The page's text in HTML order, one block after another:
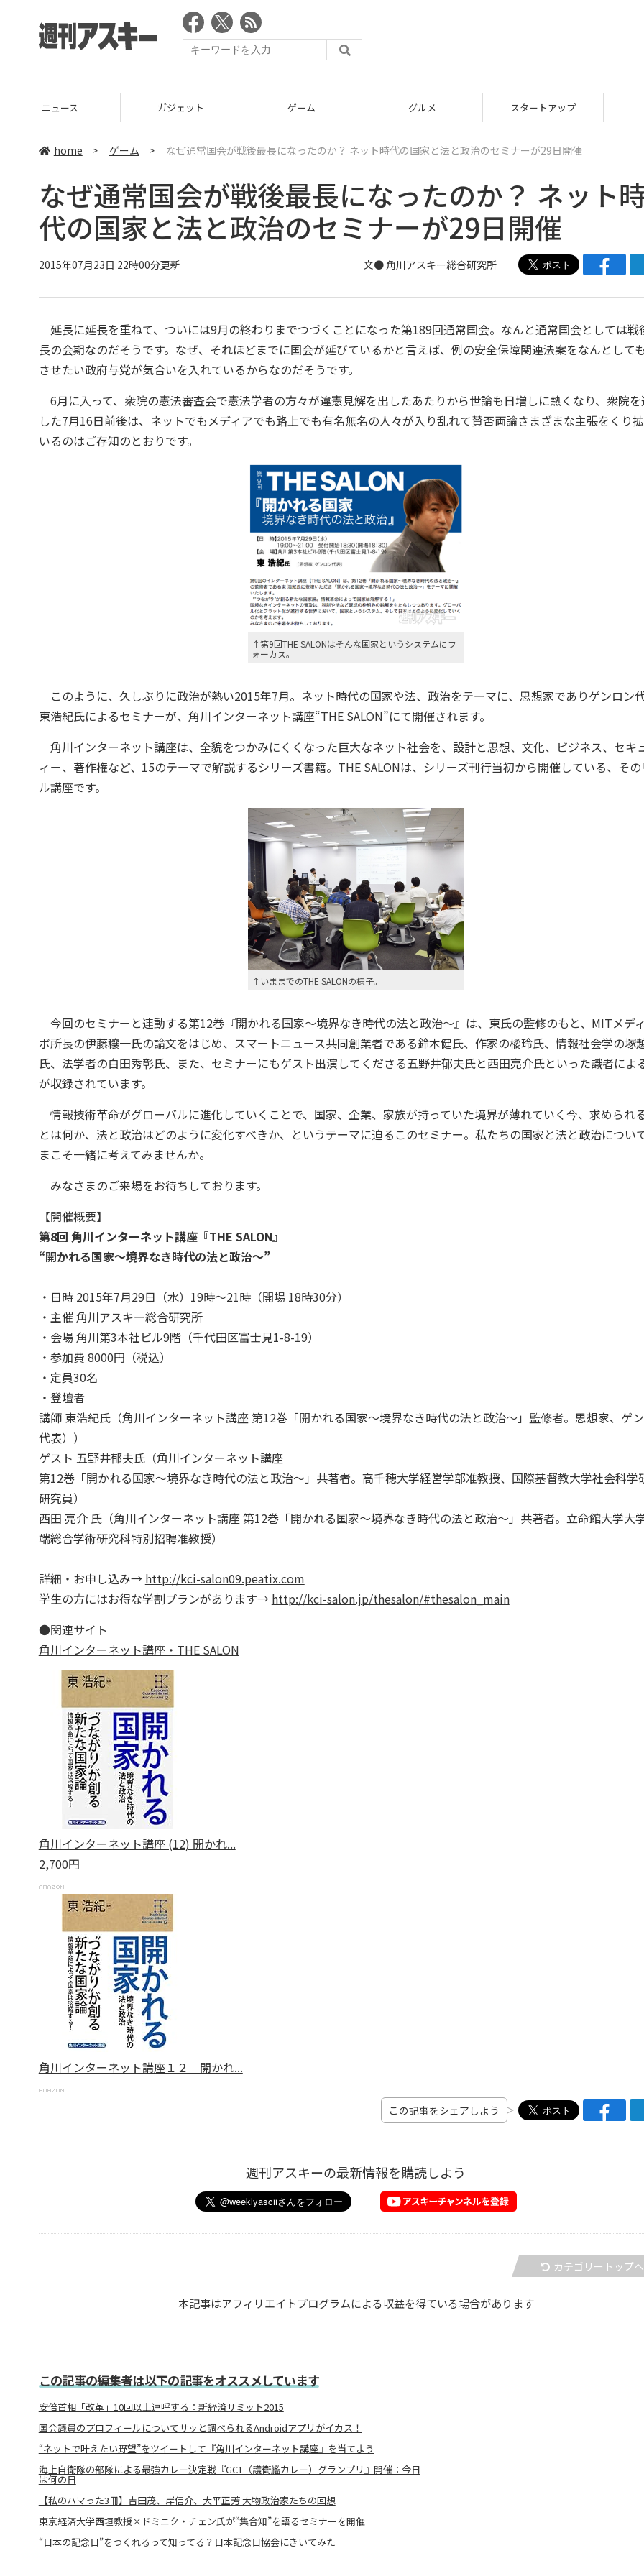
ニュース ガジェット ゲーム グルメ スタートアップ
home > ゲーム > なぜ通常国会が戦後最長になったのか？ ネット時代の国家と法と政治のセミナーが29日開催
なぜ通常国会が戦後最長になったのか？ ネット
代の国家と法と政治のセミナーが29日開催
2015年07月23日 22時00分更新 文● 角川アスキー総合研究所
延長に延長を重ねて、ついには9月の終わりまでつづくことになった第189回通常国会。なんと通常国会としては戦
長の会期なのだそうです。なぜ、それほどまでに国会が延びているかと言えば、例の安全保障関連法案をなんとして
させたい政府与党が気合いを入れているからなのだそうです。
6月に入って、衆院の憲法審査会で憲法学者の方々が違憲見解を出したあたりから世論も日増しに熱くなり、衆院を
した7月16日前後は、ネットでもメディアでも路上でも有名無名の人々が入り乱れて賛否両論さまざまな主張をくり
いるのはご存知のとおりです。
↑第9回THE SALONはそんな国家というシステムにフ
ォーカス。
このように、久しぶりに政治が熱い2015年7月。ネット時代の国家や法、政治をテーマに、思想家でありゲンロン
東浩紀氏によるセミナーが、角川インターネット講座“THE SALON”にて開催されます。
角川インターネット講座は、全貌をつかみにくくなった巨大なネット社会を、設計と思想、文化、ビジネス、セキ
ィー、著作権など、15のテーマで解説するシリーズ書籍。THE SALONは、シリーズ刊行当初から開催している、その
ル講座です。
↑いままでのTHE SALONの様子。
今回のセミナーと連動する第12巻『開かれる国家〜境界なき時代の法と政治～』は、東氏の監修のもと、MITメデ
ボ所長の伊藤穰一氏の論文をはじめ、スマートニュース共同創業者である鈴木健氏、作家の橘玲氏、情報社会学の塚
氏、法学者の白田秀彰氏、また、セミナーにもゲスト出演してくださる五野井郁夫氏と西田亮介氏といった識者によ
が収録されています。
情報技術革命がグローバルに進化していくことで、国家、企業、家族が持っていた境界が薄れていく今、求められ
とは何か、法と政治はどのように変化すべきか、というテーマに迫るこのセミナー。私たちの国家と法と政治につい
まこそ一緒に考えてみませんか。
みなさまのご来場をお待ちしております。
【開催概要】
第8回 角川インターネット講座『THE SALON』
“開かれる国家〜境界なき時代の法と政治〜”
・日時 2015年7月29日（水）19時〜21時（開場 18時30分）
・主催 角川アスキー総合研究所
・会場 角川第3本社ビル9階（千代田区富士見1-8-19）
・参加費 8000円（税込）
・定員30名
・登壇者
講師 東浩紀氏（角川インターネット講座 第12巻「開かれる国家〜境界なき時代の法と政治〜」監修者。思想家、ゲ
代表））
ゲスト 五野井郁夫氏（角川インターネット講座
第12巻「開かれる国家〜境界なき時代の法と政治〜」共著者。高千穂大学経営学部准教授、国際基督教大学社会科学
研究員）
西田 亮介 氏（角川インターネット講座 第12巻「開かれる国家〜境界なき時代の法と政治〜」共著者。立命館大学大
端総合学術研究科特別招聘准教授）
詳細・お申し込み→ http://kci-salon09.peatix.com
学生の方にはお得な学割プランがあります→ http://kci-salon.jp/thesalon/#thesalon_main
●関連サイト
角川インターネット講座・THE SALON
角川インターネット講座 (12) 開かれ...
2,700円
角川インターネット講座１２ 開かれ...
この記事をシェアしよう
週刊アスキーの最新情報を購読しよう
カテゴリートップへ
本記事はアフィリエイトプログラムによる収益を得ている場合があります
この記事の編集者は以下の記事をオススメしています
安倍首相「改革」10回以上連呼する：新経済サミット2015
国会議員のプロフィールについてサッと調べられるAndroidアプリがイカス！
“ネットで叶えたい野望”をツイートして『角川インターネット講座』を当てよう
海上自衛隊の部隊による最強カレー決定戦『GC1（護衛艦カレー）グランプリ』開催：今日
は何の日
【私のハマった3冊】吉田茂、岸信介、大平正芳 大物政治家たちの回想
東京経済大学西垣教授×ドミニク・チェン氏が“集合知”を語るセミナーを開催
“日本の記念日”をつくれるって知ってる？日本記念日協会にきいてみた